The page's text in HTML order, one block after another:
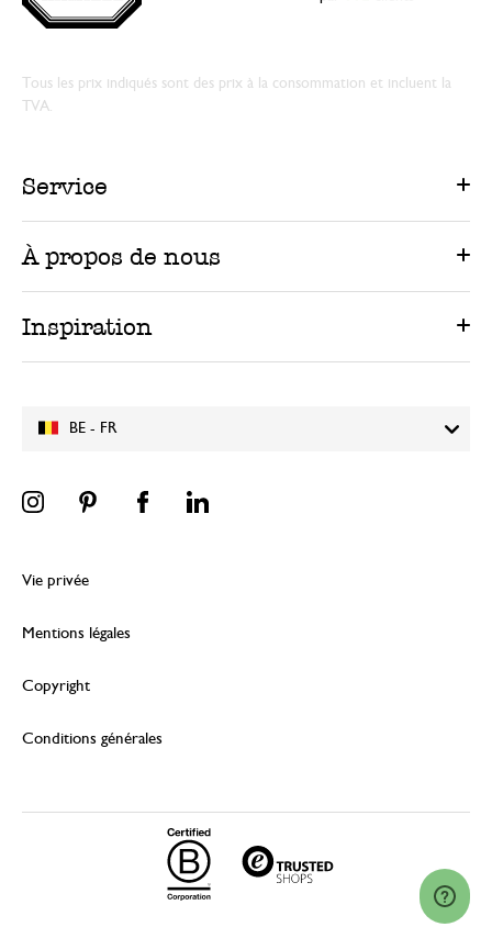
BE - FR
Tous les prix indiqués sont des prix à la consommation et incluent la
TVA.
Service
À propos de nous
Inspiration
Vie privée
Mentions légales
Copyright
Conditions générales